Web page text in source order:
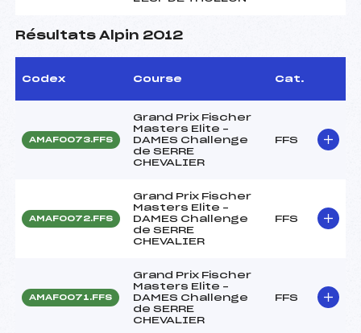
Résultats Alpin 2012
Codex Course Cat.
AMAF0073.FFS
Grand Prix Fischer
Masters Elite –
DAMES Challenge
de SERRE
CHEVALIER
FFS
AMAF0072.FFS
Grand Prix Fischer
Masters Elite –
DAMES Challenge
de SERRE
CHEVALIER
FFS
AMAF0071.FFS
Grand Prix Fischer
Masters Elite –
DAMES Challenge
de SERRE
CHEVALIER
FFS